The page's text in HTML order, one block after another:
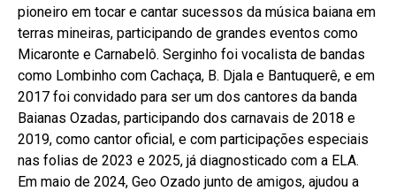
pioneiro em tocar e cantar sucessos da música baiana em
terras mineiras, participando de grandes eventos como
Micaronte e Carnabelô. Serginho foi vocalista de bandas
como Lombinho com Cachaça, B. Djala e Bantuquerê, e em
2017 foi convidado para ser um dos cantores da banda
Baianas Ozadas, participando dos carnavais de 2018 e
2019, como cantor oficial, e com participações especiais
nas folias de 2023 e 2025, já diagnosticado com a ELA.
Em maio de 2024, Geo Ozado junto de amigos, ajudou a